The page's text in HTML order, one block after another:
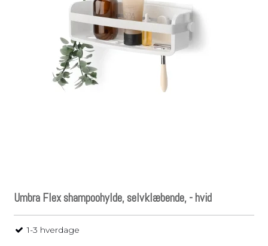
Umbra Flex shampoohylde, selvklæbende, - hvid
1-3 hverdage